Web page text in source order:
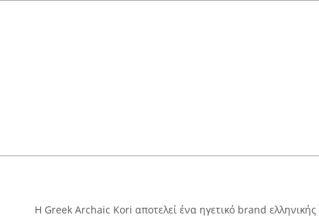
Η Greek Archaic Kori αποτελεί ένα ηγετικό brand